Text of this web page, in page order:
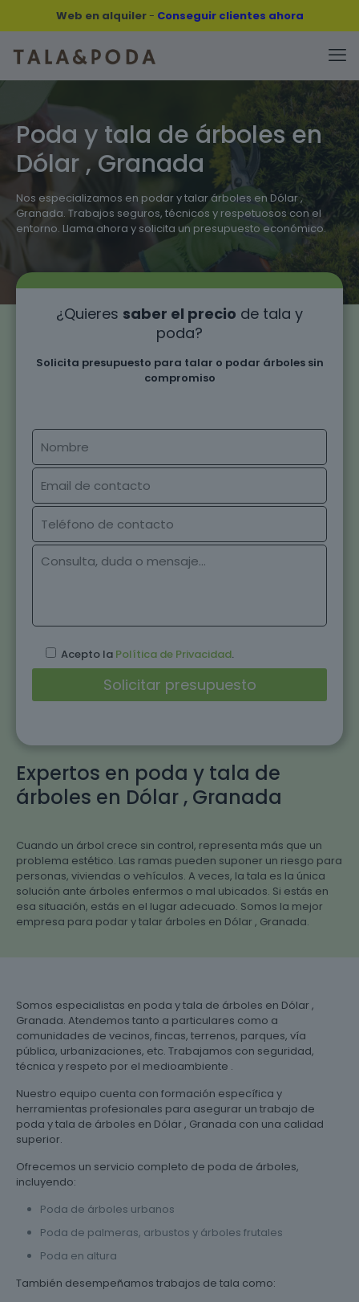
Web en alquiler- Conseguir clientes ahora
Poda y tala de árboles en
Dólar , Granada
Nos especializamos en podar y talar árboles en Dólar ,
Granada. Trabajos seguros, técnicos y respetuosos con el
entorno. Llama ahora y solicita un presupuesto económico.
Expertos en poda y tala de
árboles en Dólar , Granada
Cuando un árbol crece sin control, representa más que un
problema estético. Las ramas pueden suponer un riesgo para
personas, viviendas o vehículos. A veces, la tala es la única
solución ante árboles enfermos o mal ubicados. Si estás en
esa situación, estás en el lugar adecuado. Somos la mejor
empresa para podar y talar árboles en Dólar , Granada.
¿Quieres saber el precio de tala y
poda?
Solicita presupuesto para talar o podar árboles sin
compromiso
Acepto la Política de Privacidad.
Somos especialistas en poda y tala de árboles en Dólar ,
Granada. Atendemos tanto a particulares como a
comunidades de vecinos, fincas, terrenos, parques, vía
pública, urbanizaciones, etc. Trabajamos con seguridad,
técnica y respeto por el medioambiente .
Nuestro equipo cuenta con formación específica y
herramientas profesionales para asegurar un trabajo de
poda y tala de árboles en Dólar , Granada con una calidad
superior.
Ofrecemos un servicio completo de poda de árboles,
incluyendo:
Poda de árboles urbanos
Poda de palmeras, arbustos y árboles frutales
Poda en altura
También desempeñamos trabajos de tala como: